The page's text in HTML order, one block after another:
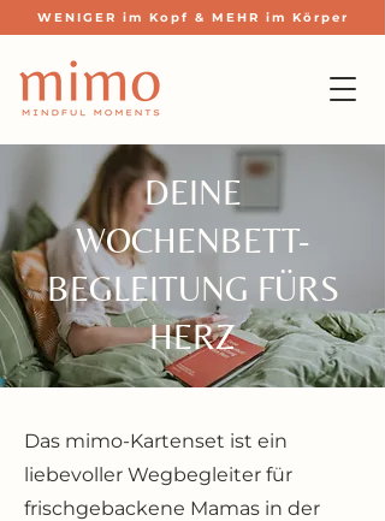
WENIGER im Kopf & MEHR im Körper
DEINE
WOCHENBETT-
BEGLEITUNG FÜRS
HERZ
Das mimo-Kartenset ist ein
liebevoller Wegbegleiter für
frischgebackene Mamas in der